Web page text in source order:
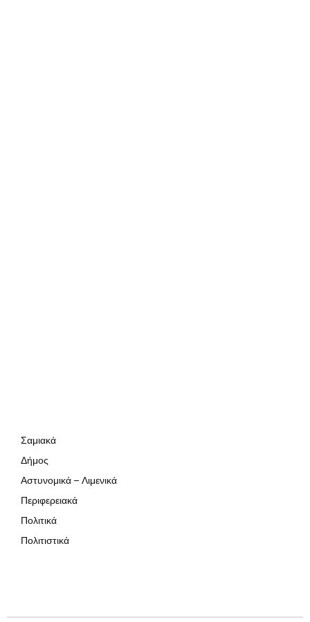
Σαμιακά
Δήμος
Αστυνομικά – Λιμενικά
Περιφερειακά
Πολιτικά
Πολιτιστικά